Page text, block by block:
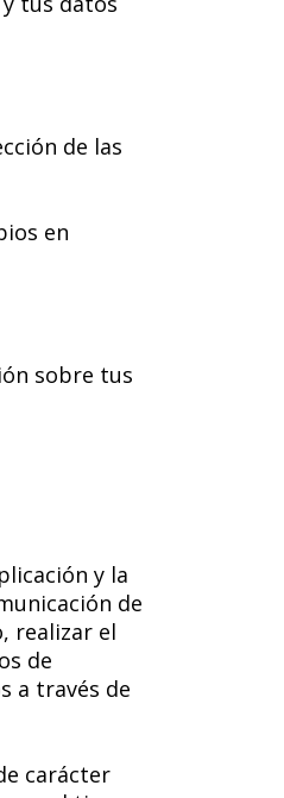
de las
en
sobre tus
y la
de
realizar el
de
a través de
carácter